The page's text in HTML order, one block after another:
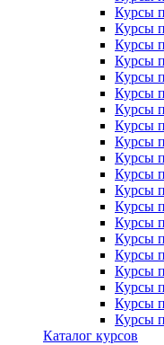
Курсы
Курсы
Курсы
Курсы
Курсы
Курсы
Курсы
Курсы
Курсы
Курсы
Курсы
Курсы
Курсы
Курсы
Курсы
Курсы
Курсы
Курсы
Курсы
Курсы
Каталог курсов